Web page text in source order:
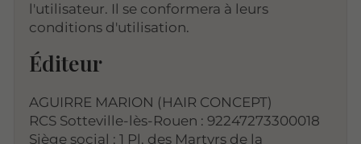
l'utilisateur. Il se conformera à leurs
conditions d'utilisation.
Éditeur
AGUIRRE MARION (HAIR CONCEPT)
RCS Sotteville-lès-Rouen : 92247273300018
Siège social : 1 Pl. des Martyrs de la